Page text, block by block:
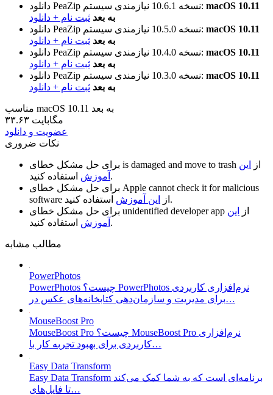
دانلود PeaZip نسخه 10.6.1نیازمندی سیستم: macOS 10.11
به بعد ثبت نام + دانلود
دانلود PeaZip
نسخه 10.5.0نیازمندی سیستم: macOS 10.11
به بعد ثبت نام + دانلود
دانلود PeaZip
نسخه 10.4.0نیازمندی سیستم: macOS 10.11
به بعد ثبت نام + دانلود
دانلود PeaZip
نسخه 10.3.0نیازمندی سیستم: macOS 10.11
به بعد ثبت نام + دانلود
مناسب macOS 10.11 به بعد
۳۳.۶۳ مگابایت
عضویت و دانلود
نکات ضروری
is damaged and move to trash از
این
آموزش استفاده کنید.
Apple cannot check it for malicious
software
از این آموزش
استفاده کنید.
unidentified developer app از
این
آموزش استفاده کنید.
مطالب مشابه
PowerPhotos
PowerPhotos چیست؟ PowerPhotos نرم‌افزاری کاربردی
برای مدیریت و سازمان‌دهی کتابخانه‌های عکس در…
MouseBoost Pro
MouseBoost Pro چیست؟ MouseBoost Pro نرم‌افزاری
کاربردی برای بهبود تجربه کار با…
Easy Data Transform
Easy Data Transform برنامه‌ای است که به شما کمک می‌کند
تا فایل‌های…